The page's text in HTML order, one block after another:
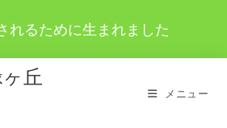
れるために生まれました
丘
メニュー